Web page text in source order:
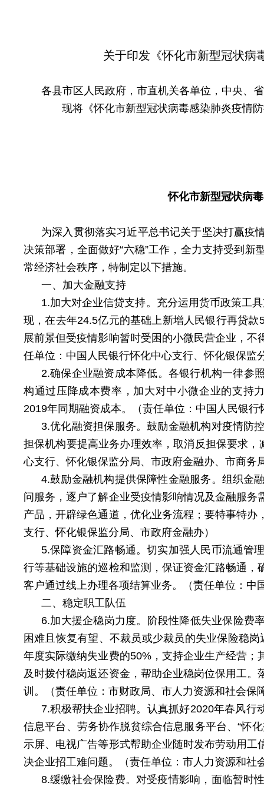
关于印发《怀化市新型冠状病
各县市区人民政府，市直机关各单位，中央、
现将《怀化市新型冠状病毒感染肺炎疫情防
怀化市新型冠状病
为深入贯彻落实习近平总书记关于坚决打赢疫
决策部署，全面做好“六稳”工作，全力支持受到
常经济社会秩序，特制定以下措施。
一、加大金融支持
1.加大对企业信贷支持。充分运用货币政策工
现，在去年24.5亿元的基础上新增人民银行再贷
展前景但受疫情影响暂时受困的小微民营企业，
任单位：中国人民银行怀化中心支行、怀化银保监
2.确保企业融资成本降低。各银行机构一律参
构通过压降成本费率，加大对中小微企业的支持
2019年同期融资成本。（责任单位：中国人民银
3.优化融资担保服务。鼓励金融机构对疫情防
担保机构要提高业务办理效率，取消反担保要求
心支行、怀化银保监分局、市政府金融办、市商务
4.鼓励金融机构提供保障性金融服务。组织金
问服务，逐户了解企业受疫情影响情况及金融服
产品，开辟绿色通道，优化业务流程；要特事特
支行、怀化银保监分局、市政府金融办）
5.保障资金汇路畅通。切实加强人民币流通管
行等基础设施的巡检和监测，保证资金汇路畅通
客户通过线上办理各项结算业务。（责任单位：
二、稳定职工队伍
6.加大援企稳岗力度。阶段性降低失业保险费
困难且恢复有望、不裁员或少裁员的失业保险稳
年度实际缴纳失业费的50%，支持企业生产经营
及时拨付稳岗返还资金，帮助企业稳岗位保用工
训。（责任单位：市财政局、市人力资源和社会保
7.积极帮扶企业招聘。认真抓好2020年春风行
信息平台、劳务协作脱贫综合信息服务平台、“怀
示屏、电视广告等形式帮助企业随时发布劳动用
决企业招工难问题。（责任单位：市人力资源和社
8.缓缴社会保险费。对受疫情影响，面临暂时